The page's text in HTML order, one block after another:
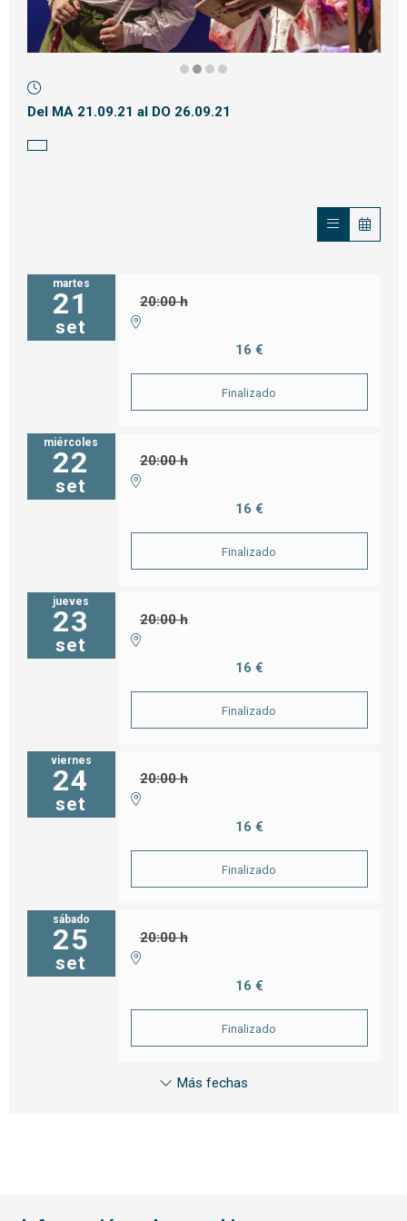
Diapositiva 2 de 4
Del MA 21.09.21 al DO 26.09.21
martes
21
set
20:00 h
16 €
Finalizado
miércoles
22
set
20:00 h
16 €
Finalizado
jueves
23
set
20:00 h
16 €
Finalizado
viernes
24
set
20:00 h
16 €
Finalizado
sábado
25
set
20:00 h
16 €
Finalizado
Más fechas